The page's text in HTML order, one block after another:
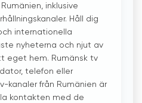
inklusive
Håll dig
internationella
nyheterna och njut av
eget hem. Rumänsk tv
telefon eller
från Rumänien är
kontakten med de